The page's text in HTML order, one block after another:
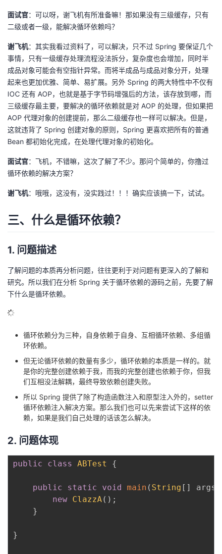
面试官：可以呀，谢飞机有所准备嘛！那如果没有三级缓存，只有
二级或者一级，能解决循环依赖吗？
谢飞机：其实我看过资料了，可以解决，只不过 Spring 要保证几个
事情，只有一级缓存处理流程没法拆分，复杂度也会增加，同时半
成品对象可能会有空指针异常。而将半成品与成品对象分开，处理
起来也更加优雅、简单、易扩展。另外 Spring 的两大特性中不仅有
IOC 还有 AOP，也就是基于字节码增强后的方法，该存放到哪，而
三级缓存最主要，要解决的循环依赖就是对 AOP 的处理，但如果把
AOP 代理对象的创建提前，那么二级缓存也一样可以解决。但是，
这就违背了 Spring 创建对象的原则，Spring 更喜欢把所有的普通
Bean 都初始化完成，在处理代理对象的初始化。
面试官：飞机，不错嘛，这次了解了不少。那问个简单的，你撸过
循环依赖的解决方案？
谢飞机：哦哦，这没有，没实践过！！！确实应该搞一下，试试。
三、什么是循环依赖？
1. 问题描述
了解问题的本质再分析问题，往往更利于对问题有更深入的了解和
研究。所以我们在分析 Spring 关于循环依赖的源码之前，先要了解
下什么是循环依赖。
循环依赖分为三种，自身依赖于自身、互相循环依赖、多组循
环依赖。
但无论循环依赖的数量有多少，循环依赖的本质是一样的。就
是你的完整创建依赖于我，而我的完整创建也依赖于你，但我
们互相没法解耦，最终导致依赖创建失败。
所以 Spring 提供了除了构造函数注入和原型注入外的，setter
循环依赖注入解决方案。那么我们也可以先来尝试下这样的依
赖，如果是我们自己处理的话该怎么解决。
2. 问题体现
public class ABTest {
public static void main ( String [ ] args
new ClazzA ( ) ;
}
}